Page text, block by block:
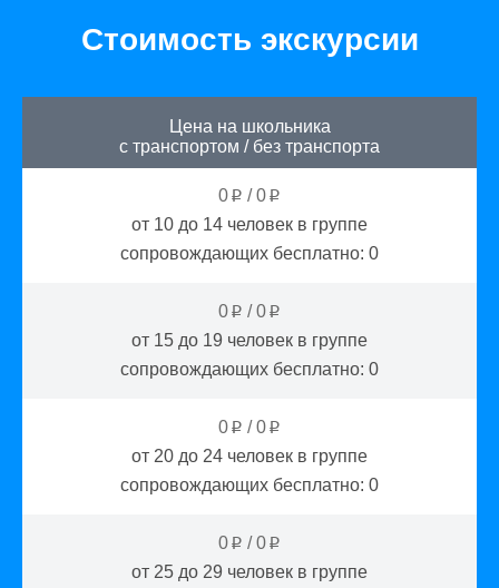
Стоимость экскурсии
Цена на школьника
с транспортом / без транспорта
0 p /0 p
от 10 до 14 человек в группе
сопровождающих бесплатно: 0
0 p /0 p
от 15 до 19 человек в группе
сопровождающих бесплатно: 0
0 p /0 p
от 20 до 24 человек в группе
сопровождающих бесплатно: 0
0 p /0 p
от 25 до 29 человек в группе